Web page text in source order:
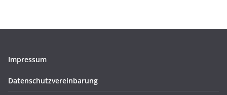
Impressum
Datenschutzvereinbarung